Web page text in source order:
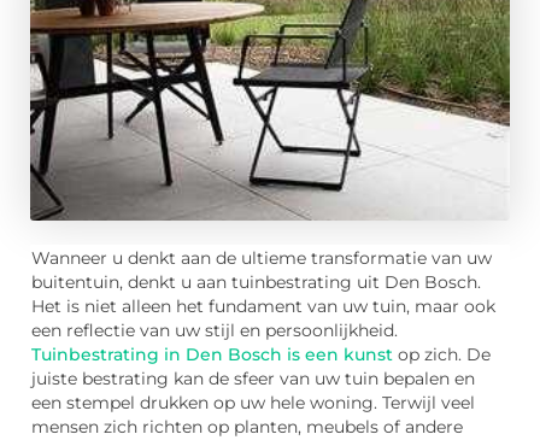
Wanneer u denkt aan de ultieme transformatie van uw
buitentuin, denkt u aan tuinbestrating uit Den Bosch.
Het is niet alleen het fundament van uw tuin, maar ook
een reflectie van uw stijl en persoonlijkheid.
Tuinbestrating in Den Bosch is een kunst op zich. De
juiste bestrating kan de sfeer van uw tuin bepalen en
een stempel drukken op uw hele woning. Terwijl veel
mensen zich richten op planten, meubels of andere